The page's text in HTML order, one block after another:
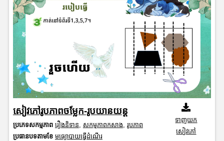
សៀវភៅរូបភាពចម្លែក-រូបយានយន្ត
ប្រភេទសកម្មភាព រឿងនិទាន, សកម្មភាពកសាង, រូបភាព
ប្រធានបទតាមខែ មធ្យោបាយធ្វើដំណើរ
ទាញយក
សៀវភៅ